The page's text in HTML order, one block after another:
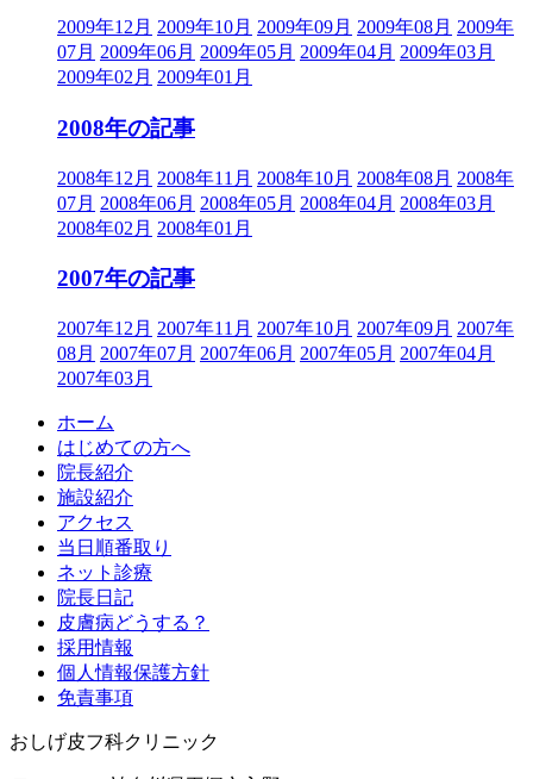
2009年12月 2009年10月 2009年09月 2009年08月 2009年
07月 2009年06月 2009年05月 2009年04月 2009年03月
2009年02月 2009年01月
2008年の記事
2008年12月 2008年11月 2008年10月 2008年08月 2008年
07月 2008年06月 2008年05月 2008年04月 2008年03月
2008年02月 2008年01月
2007年の記事
2007年12月 2007年11月 2007年10月 2007年09月 2007年
08月 2007年07月 2007年06月 2007年05月 2007年04月
2007年03月
ホーム
はじめての方へ
院長紹介
施設紹介
アクセス
当日順番取り
ネット診療
院長日記
皮膚病どうする？
採用情報
個人情報保護方針
免責事項
おしげ皮フ科クリニック